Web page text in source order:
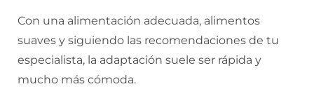
Con una alimentación adecuada, alimentos
suaves y siguiendo las recomendaciones de tu
especialista, la adaptación suele ser rápida y
mucho más cómoda.